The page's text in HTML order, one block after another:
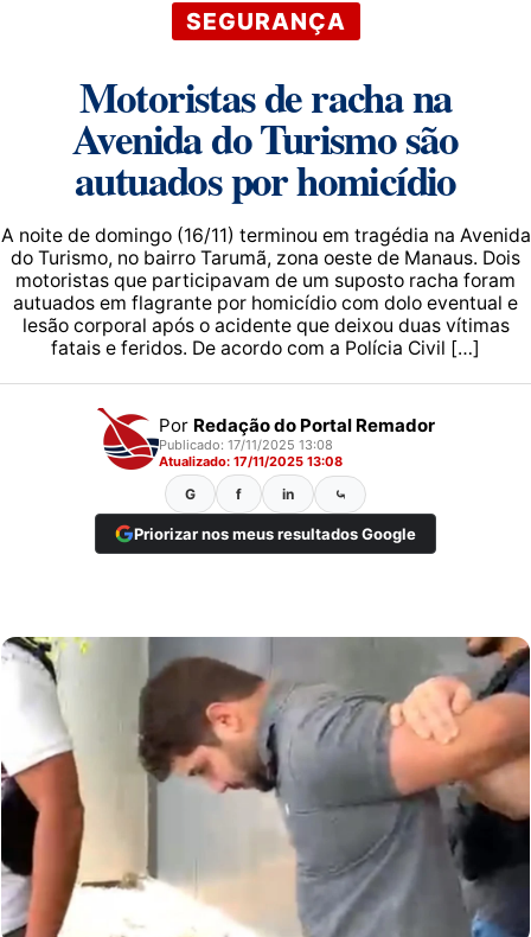
SEGURANÇA
Motoristas de racha na
Avenida do Turismo são
autuados por homicídio
A noite de domingo (16/11) terminou em tragédia na Avenida
do Turismo, no bairro Tarumã, zona oeste de Manaus. Dois
motoristas que participavam de um suposto racha foram
autuados em flagrante por homicídio com dolo eventual e
lesão corporal após o acidente que deixou duas vítimas
fatais e feridos. De acordo com a Polícia Civil […]
Por Redação do Portal Remador
Publicado: 17/11/2025 13:08
Atualizado: 17/11/2025 13:08
G f in ⤿
Priorizar nos meus resultados Google